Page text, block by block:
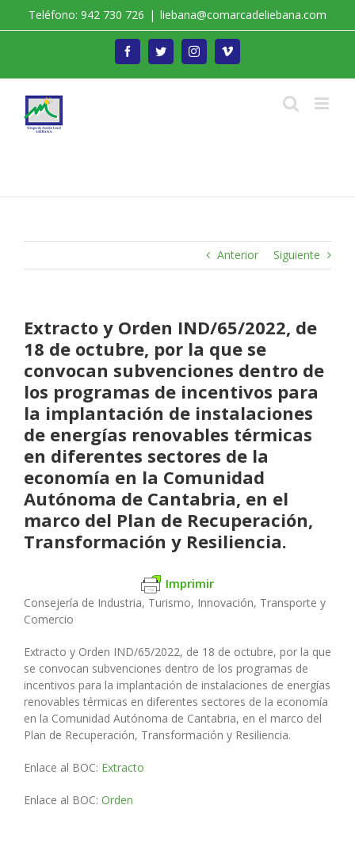
Teléfono: 942 730 726 | liebana@comarcadeliebana.com
FacebookTwitterInstagramVimeo
Anterior Siguiente
Extracto y Orden IND/65/2022, de
18 de octubre, por la que se
convocan subvenciones dentro de
los programas de incentivos para
la implantación de instalaciones
de energías renovables térmicas
en diferentes sectores de la
economía en la Comunidad
Autónoma de Cantabria, en el
marco del Plan de Recuperación,
Transformación y Resiliencia.
Imprimir
Consejería de Industria, Turismo, Innovación, Transporte y
Comercio
Extracto y Orden IND/65/2022, de 18 de octubre, por la que
se convocan subvenciones dentro de los programas de
incentivos para la implantación de instalaciones de energías
renovables térmicas en diferentes sectores de la economía
en la Comunidad Autónoma de Cantabria, en el marco del
Plan de Recuperación, Transformación y Resiliencia.
Enlace al BOC: Extracto
Enlace al BOC: Orden